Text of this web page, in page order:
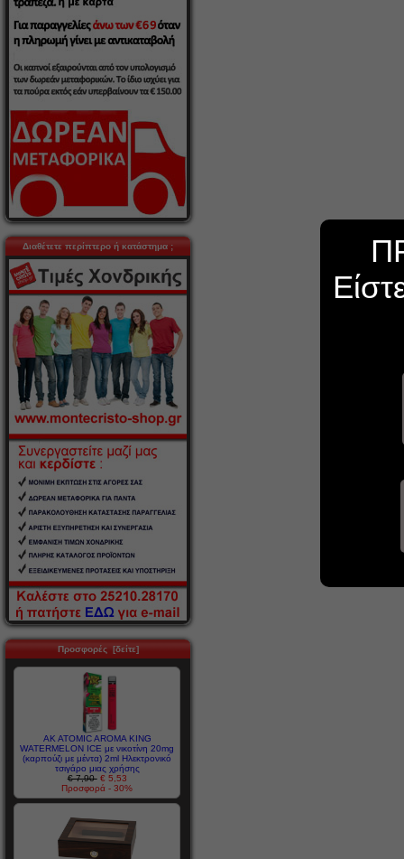
Διαθέτετε περίπτερο ή κατάστημα ;
Προσφορές [δείτε]
AK ATOMIC AROMA KING
WATERMELON ICE με νικοτίνη 20mg
(καρπούζι με μέντα) 2ml Ηλεκτρονικό
τσιγάρο μιας χρήσης
€ 7,90 € 5,53
Προσφορά - 30%